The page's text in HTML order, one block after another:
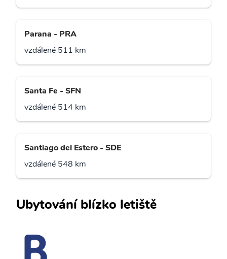
Parana - PRA
vzdálené 511 km
Santa Fe - SFN
vzdálené 514 km
Santiago del Estero - SDE
vzdálené 548 km
Ubytování blízko letiště